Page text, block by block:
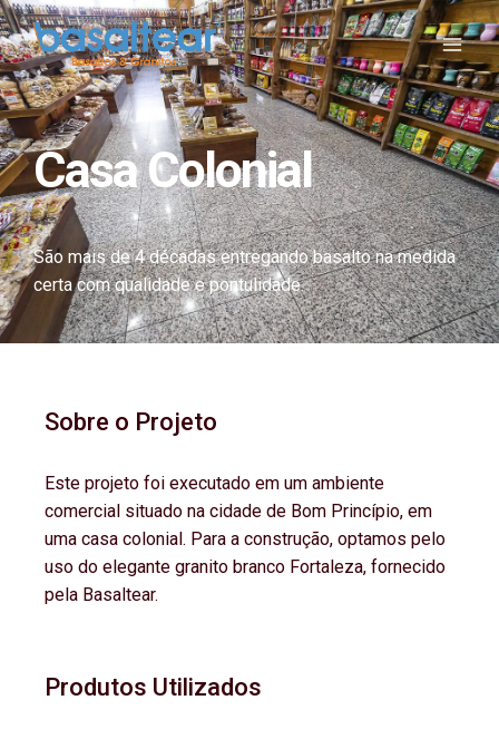
Casa Colonial
São mais de 4 décadas entregando basalto na medida
certa com qualidade e pontulidade.
Sobre o Projeto
Este projeto foi executado em um ambiente
comercial situado na cidade de Bom Princípio, em
uma casa colonial. Para a construção, optamos pelo
uso do elegante granito branco Fortaleza, fornecido
pela Basaltear.
Produtos Utilizados